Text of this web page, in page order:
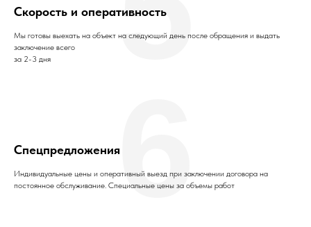
Скорость и оперативность
Мы готовы выехать на объект на следующий день после обращения и выдать
заключение всего
за 2-3 дня
Спецпредложения
Индивидуальные цены и оперативный выезд при заключении договора на
постоянное обслуживание. Специальные цены за объемы работ
6